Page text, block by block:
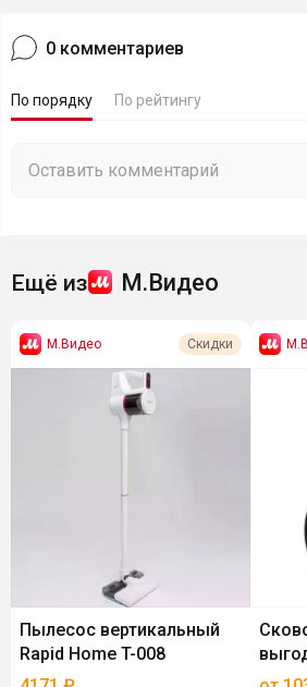
0 комментариев
По порядку По рейтингу
Ещё из М.Видео
М.Видео Скидки
Пылесос вертикальный
Rapid Home T-008